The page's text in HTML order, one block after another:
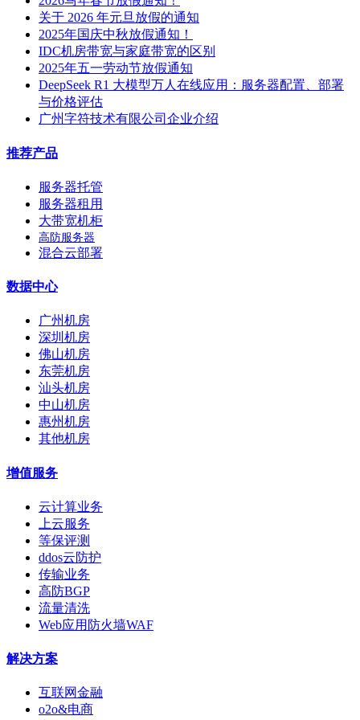
关于 2026 年元旦放假的通知
2025年国庆中秋放假通知！
IDC机房带宽与家庭带宽的区别
2025年五一劳动节放假通知
DeepSeek R1 大模型万人在线应用：服务器配置、部署
与价格评估
广州字符技术有限公司企业介绍
推荐产品
服务器托管
服务器租用
大带宽机柜
高防服务器
混合云部署
数据中心
广州机房
深圳机房
佛山机房
东莞机房
汕头机房
中山机房
惠州机房
其他机房
增值服务
云计算业务
上云服务
等保评测
ddos云防护
传输业务
高防BGP
流量清洗
Web应用防火墙WAF
解决方案
互联网金融
o2o&电商